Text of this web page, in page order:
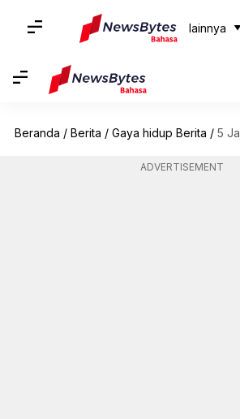
lainnya
Beranda / Berita / Gaya hidup Berita / 5
ADVERTISEMENT